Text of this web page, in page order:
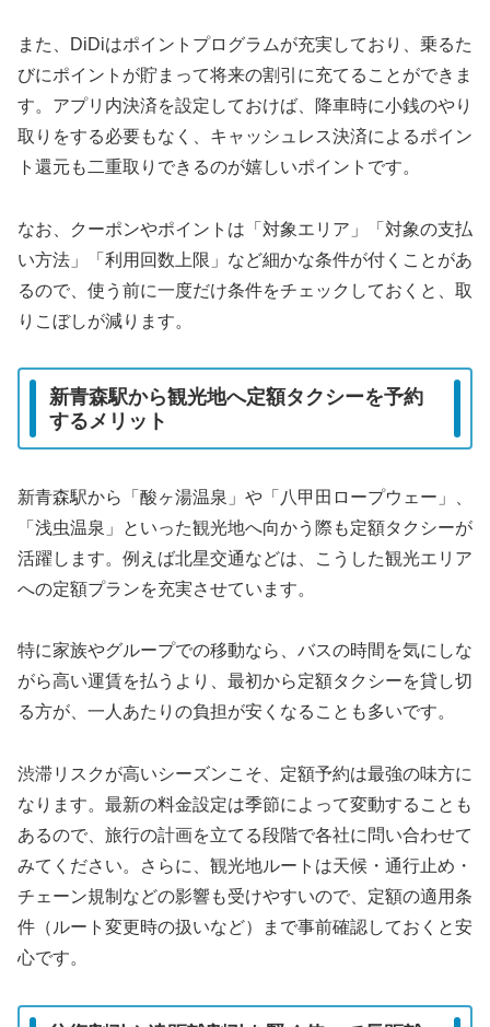
また、DiDiはポイントプログラムが充実しており、乗るた
びにポイントが貯まって将来の割引に充てることができま
す。アプリ内決済を設定しておけば、降車時に小銭のやり
取りをする必要もなく、キャッシュレス決済によるポイン
ト還元も二重取りできるのが嬉しいポイントです。
なお、クーポンやポイントは「対象エリア」「対象の支払
い方法」「利用回数上限」など細かな条件が付くことがあ
るので、使う前に一度だけ条件をチェックしておくと、取
りこぼしが減ります。
新青森駅から観光地へ定額タクシーを予約
するメリット
新青森駅から「酸ヶ湯温泉」や「八甲田ロープウェー」、
「浅虫温泉」といった観光地へ向かう際も定額タクシーが
活躍します。例えば北星交通などは、こうした観光エリア
への定額プランを充実させています。
特に家族やグループでの移動なら、バスの時間を気にしな
がら高い運賃を払うより、最初から定額タクシーを貸し切
る方が、一人あたりの負担が安くなることも多いです。
渋滞リスクが高いシーズンこそ、定額予約は最強の味方に
なります。最新の料金設定は季節によって変動することも
あるので、旅行の計画を立てる段階で各社に問い合わせて
みてください。さらに、観光地ルートは天候・通行止め・
チェーン規制などの影響も受けやすいので、定額の適用条
件（ルート変更時の扱いなど）まで事前確認しておくと安
心です。